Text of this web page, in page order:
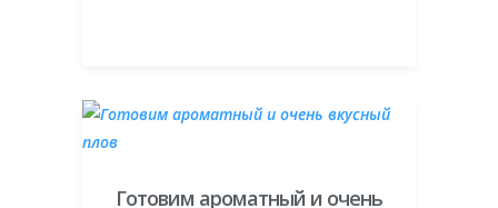
Готовим ароматный и очень